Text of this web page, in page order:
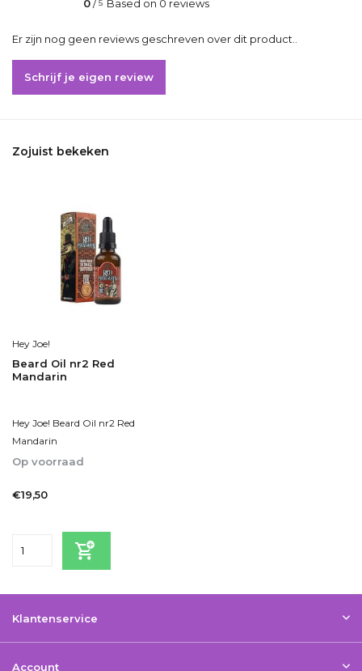
0/5 Based on 0 reviews
Er zijn nog geen reviews geschreven over dit product..
Schrijf je eigen review
Zojuist bekeken
Hey Joe!
Beard Oil nr2 Red
Mandarin
Hey Joe! Beard Oil nr2 Red
Mandarin
Op voorraad
€19,50
Klantenservice
Account